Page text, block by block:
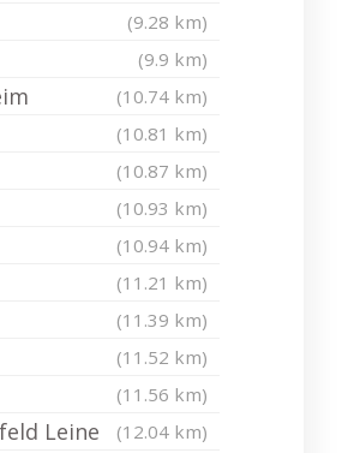
(9.28 km)
(9.9 km)
(10.74 km)
(10.81 km)
(10.87 km)
(10.93 km)
(10.94 km)
(11.21 km)
(11.39 km)
(11.52 km)
(11.56 km)
Leine (12.04 km)